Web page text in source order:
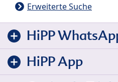
Erweiterte Suche
HiPP
HiPP App